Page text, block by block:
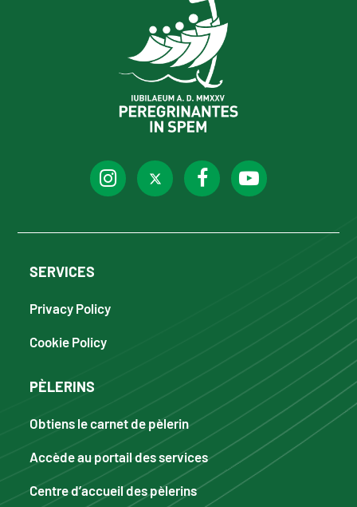
SERVICES
Privacy Policy
Cookie Policy
PÈLERINS
Obtiens le carnet de pèlerin
Accède au portail des services
Centre d’accueil des pèlerins